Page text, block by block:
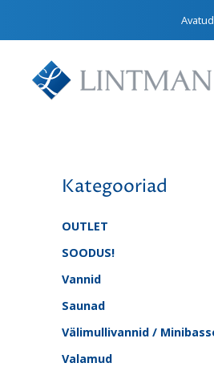
Kategooriad
OUTLET
SOODUS!
Vannid
Saunad
Välimullivannid /
Valamud